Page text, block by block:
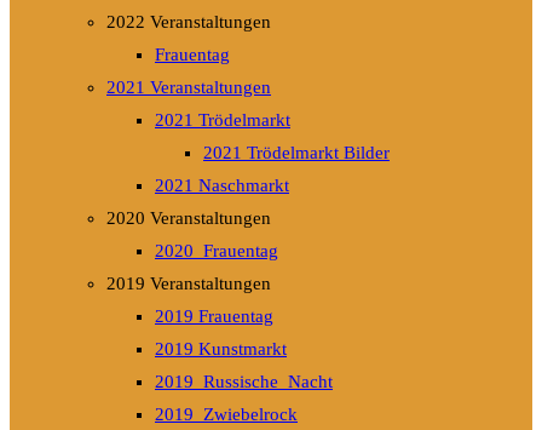
2022 Veranstaltungen
Frauentag
2021 Veranstaltungen
2021 Trödelmarkt
2021 Trödelmarkt Bilder
2021 Naschmarkt
2020 Veranstaltungen
2020_Frauentag
2019 Veranstaltungen
2019 Frauentag
2019 Kunstmarkt
2019_Russische_Nacht
2019_Zwiebelrock